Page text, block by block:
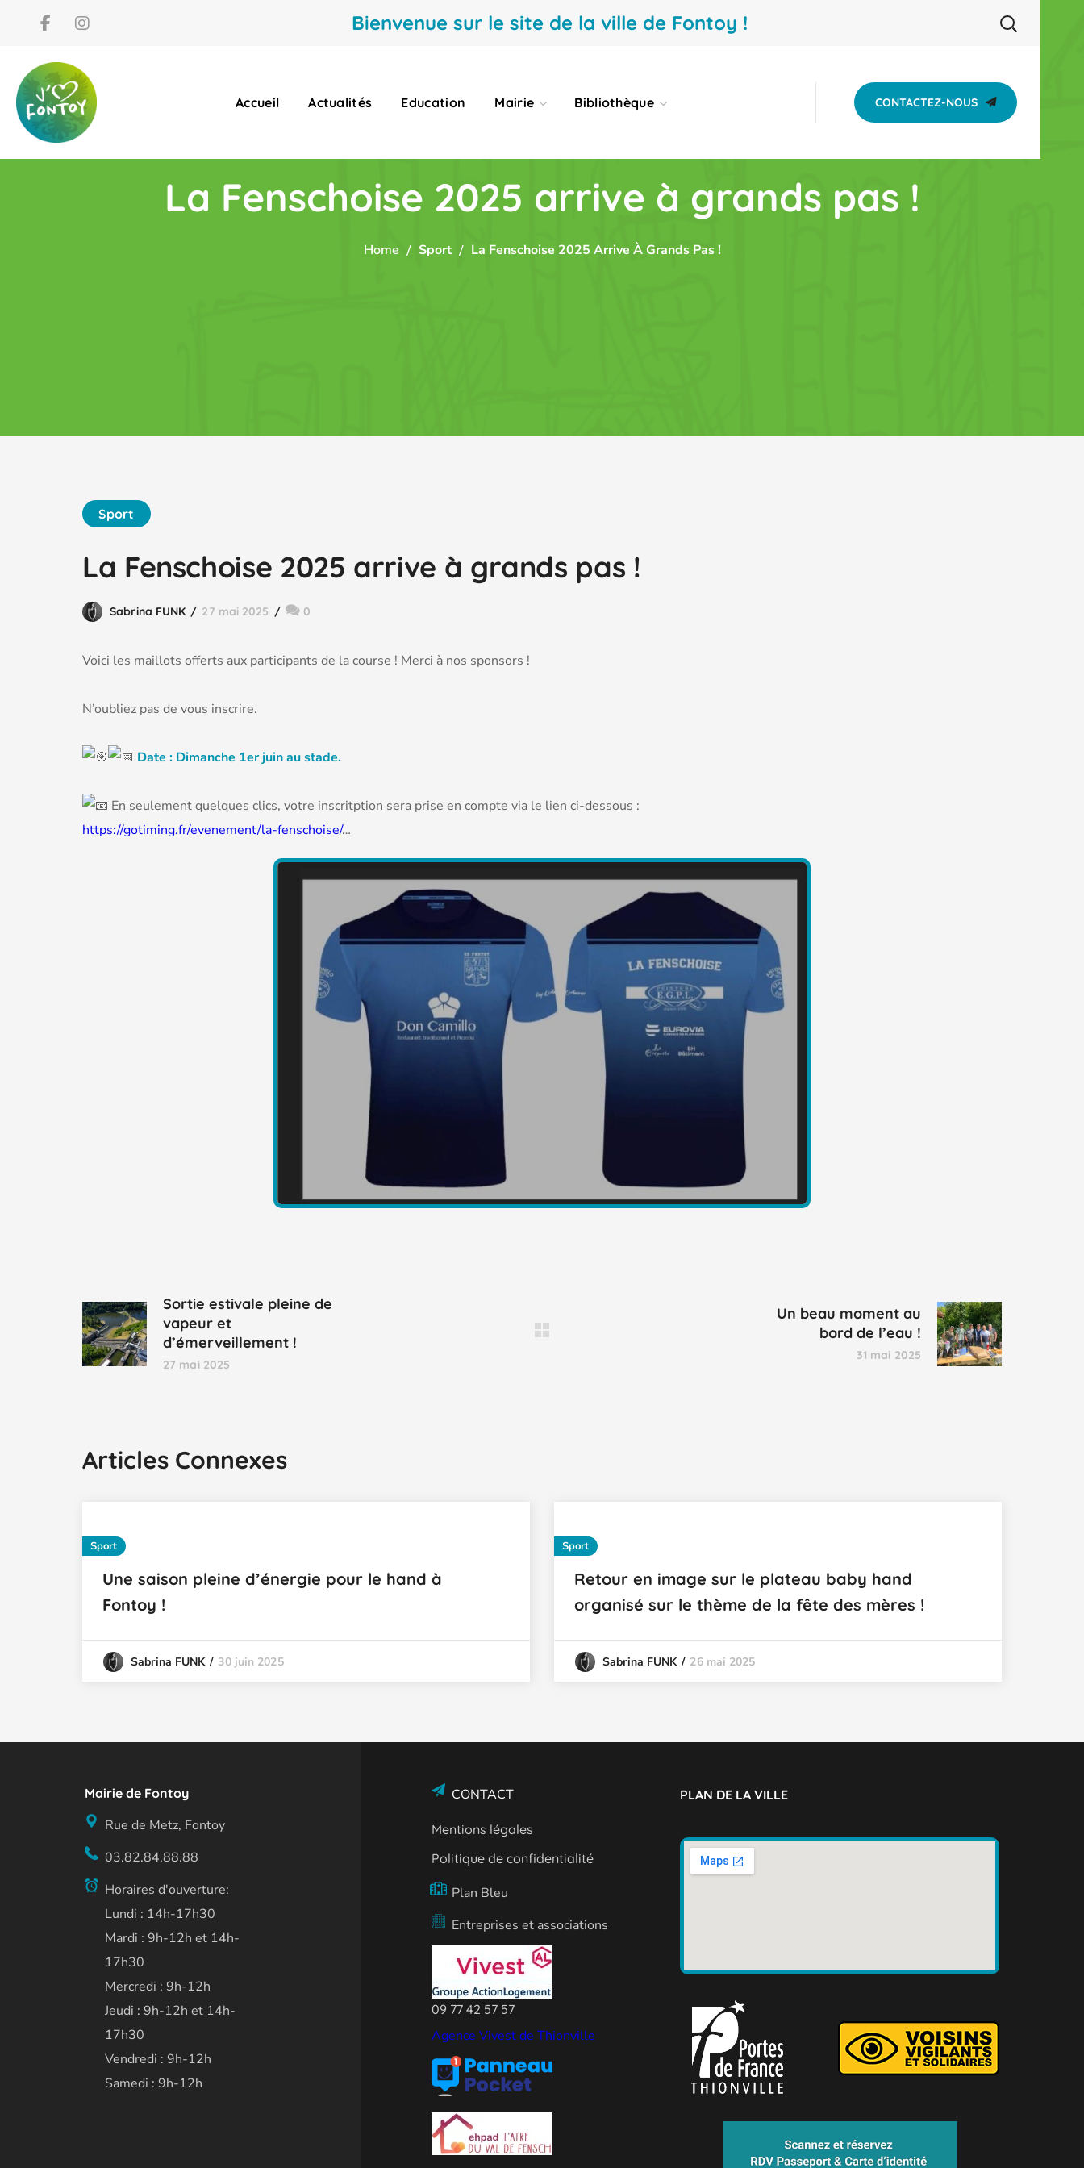
Bienvenue sur le site de la ville de Fontoy !
Accueil Actualités Education Mairie Bibliothèque CONTACTEZ-NOUS
La Fenschoise 2025 arrive à grands pas !
Home Sport La Fenschoise 2025 Arrive À Grands Pas !
Sport
La Fenschoise 2025 arrive à grands pas !
Sabrina FUNK 27 mai 2025 0
Voici les maillots offerts aux participants de la course ! Merci à nos sponsors !
N’oubliez pas de vous inscrire.
Date : Dimanche 1er juin au stade.
En seulement quelques clics, votre inscritption sera prise en compte via le lien ci-dessous :
https://gotiming.fr/evenement/la-fenschoise/…
Sortie estivale pleine de
vapeur et
d’émerveillement !
27 mai 2025
Un beau moment au
bord de l’eau !
31 mai 2025
Articles Connexes
Sport
Une saison pleine d’énergie pour le hand à
Fontoy !
Sabrina FUNK 30 juin 2025
Sport
Retour en image sur le plateau baby hand
organisé sur le thème de la fête des mères !
Sabrina FUNK 26 mai 2025
Mairie de Fontoy
Rue de Metz, Fontoy
03.82.84.88.88
Horaires d'ouverture:
Lundi : 14h-17h30
Mardi : 9h-12h et 14h-
17h30
Mercredi : 9h-12h
Jeudi : 9h-12h et 14h-
17h30
Vendredi : 9h-12h
Samedi : 9h-12h
CONTACT
Mentions légales
Politique de confidentialité
Plan Bleu
Entreprises et associations
09 77 42 57 57
Agence Vivest de Thionville
PLAN DE LA VILLE